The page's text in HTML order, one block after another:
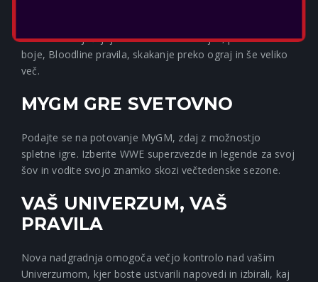
možnosti vključujejo vrnitev verižnih bojev, podzemne
boje, Bloodline pravila, skakanje preko ograj in še veliko
več.
MYGM GRE SVETOVNO
Podajte se na potovanje MyGM, zdaj z možnostjo
spletne igre. Izberite WWE superzvezde in legende za svoj
šov in vodite svojo znamko skozi večtedenske sezone.
VAŠ UNIVERZUM, VAŠ
PRAVILA
Nova nadgradnja omogoča večjo kontrolo nad vašim
Univerzumom, kjer boste ustvarili napovedi in izbirali, kaj